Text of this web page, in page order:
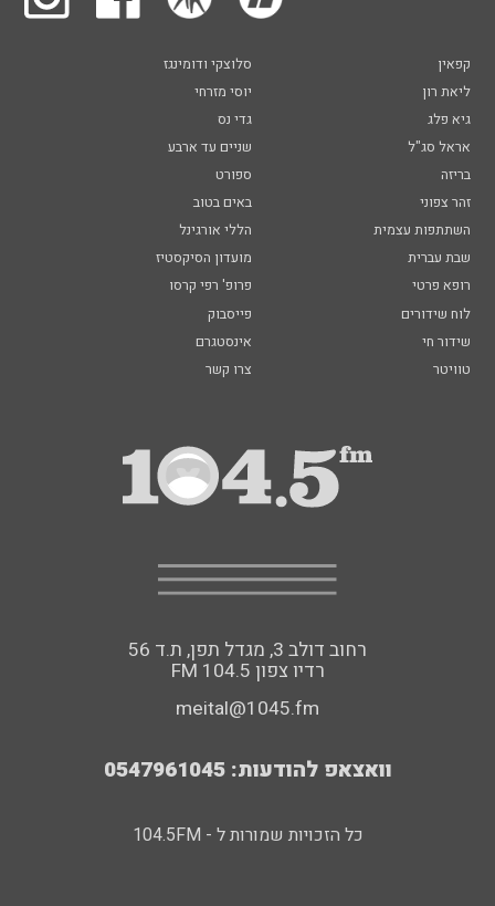
קפאין
סלוצקי ודומינגז
ליאת רון
יוסי מזרחי
גיא פלג
גדי נס
אראל סג"ל
שניים עד ארבע
בריזה
ספורט
זהר צפוני
באים בטוב
השתתפות עצמית
הללי אורגינל
שבת עברית
מועדון הסיקסטיז
רופא פרטי
פרופ' רפי קרסו
לוח שידורים
פייסבוק
שידור חי
אינסטגרם
טוויטר
צרו קשר
רחוב דולב 3, מגדל תפן, ת.ד 56
FM רדיו צפון 104.5
meital@1045.fm
וואצאפ להודעות: 0547961045
כל הזכויות שמורות ל - 104.5FM